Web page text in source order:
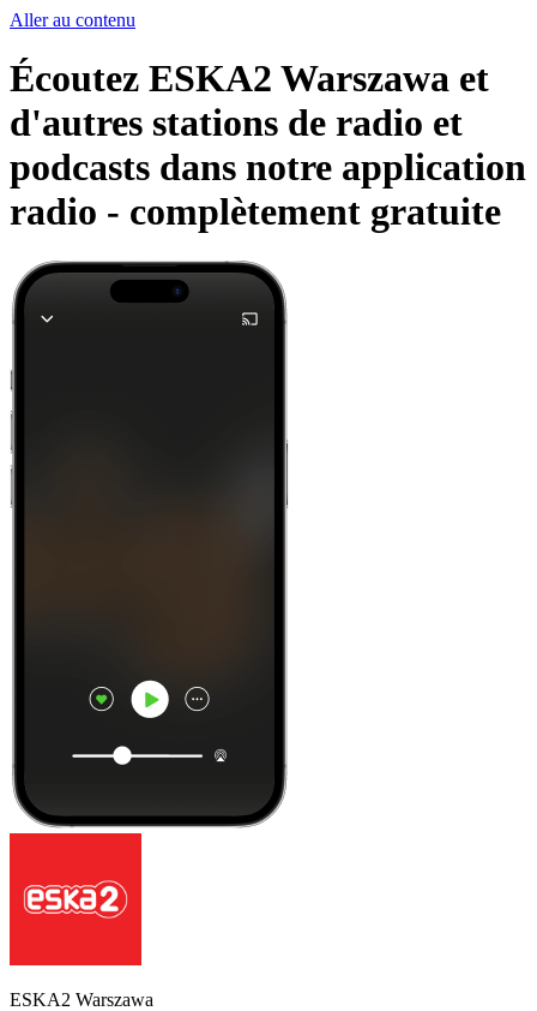
Aller au contenu
Écoutez ESKA2 Warszawa et
d'autres stations de radio et
podcasts dans notre application
radio - complètement gratuite
ESKA2 Warszawa